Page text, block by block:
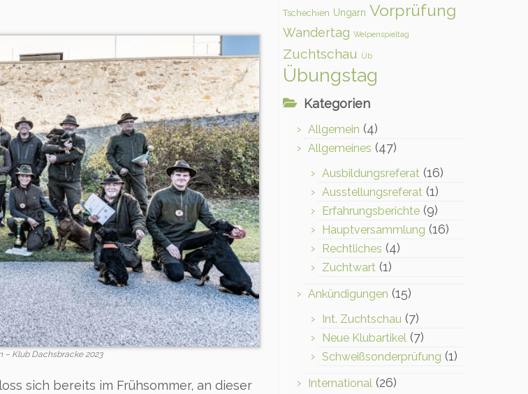
– Klub Dachsbracke 2023
sich bereits im Frühsommer, an dieser
Tschechien Ungarn Vorprüfung
Wandertag Welpenspieltag
Zuchtschau Üb
Übungstag
Kategorien
Allgemein (4)
Allgemeines (47)
Ausbildungsreferat (16)
Ausstellungsreferat (1)
Erfahrungsberichte (9)
Hauptversammlung (16)
Rechtliches (4)
Zuchtwart (1)
Ankündigungen (15)
Int. Zuchtschau (7)
Neue Klubartikel (7)
Schweißsonderprüfung (1)
International (26)